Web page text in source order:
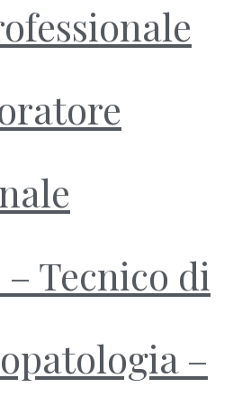
Tecnico di
–